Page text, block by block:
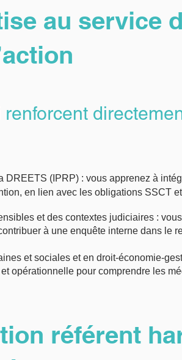
au service
DREETS (IPRP) : vous apprenez à
en lien avec les obligations SSCT
et des contextes judiciaires :
à une enquête interne dans le
et sociales et en
opérationnelle pour comprendre les
référent